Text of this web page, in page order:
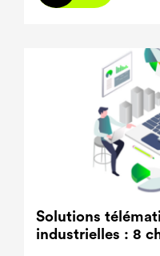
Solutions
industrielles : 8